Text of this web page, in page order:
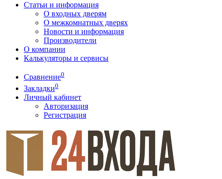
Статьи и информация
О входных дверям
О межкомнатных дверях
Новости и информация
Производители
О компании
Калькуляторы и сервисы
Сравнение0
Закладки0
Личный кабинет
Авторизация
Регистрация